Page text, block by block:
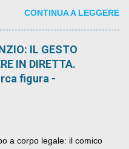
il contrario.
CONTINUA A LEGGERE
IL GESTO
IN DIRETTA.
figura -
a corpo legale: il comico